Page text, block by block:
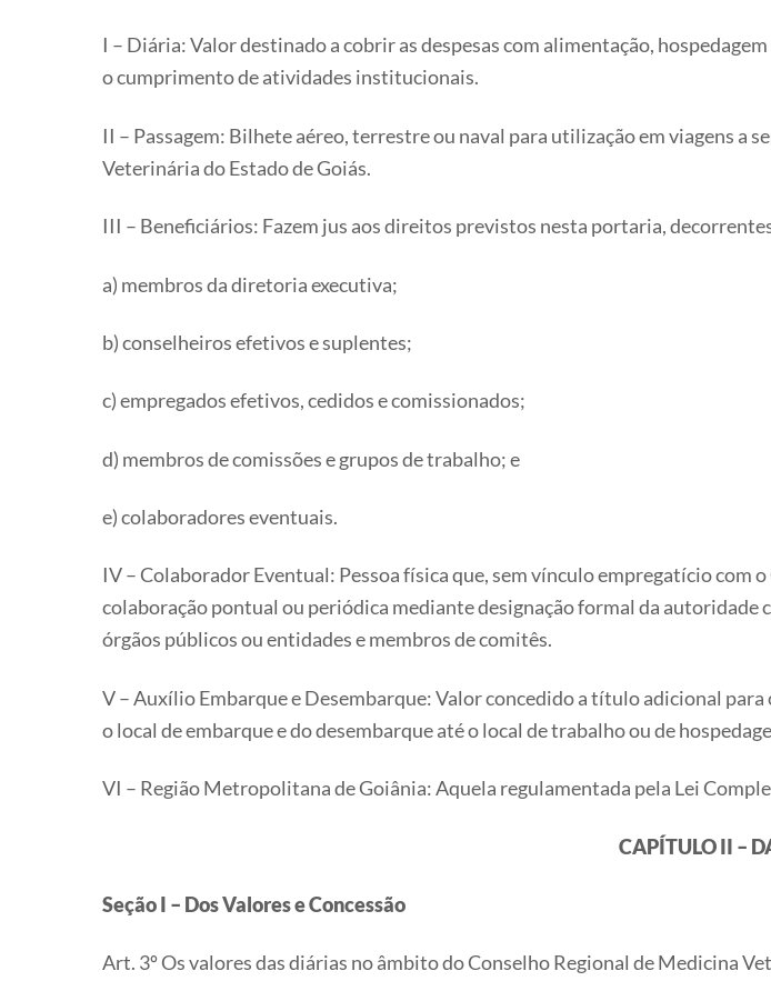
I – Diária: Valor destinado a cobrir as despesas com alimentação,
o cumprimento de atividades institucionais.
II – Passagem: Bilhete aéreo, terrestre ou naval para utilização em viagens a
Veterinária do Estado de Goiás.
III – Beneficiários: Fazem jus aos direitos previstos nesta portaria,
a) membros da diretoria executiva;
b) conselheiros efetivos e suplentes;
c) empregados efetivos, cedidos e comissionados;
d) membros de comissões e grupos de trabalho; e
e) colaboradores eventuais.
IV – Colaborador Eventual: Pessoa física que, sem vínculo empregatício com
colaboração pontual ou periódica mediante designação formal da autoridade
órgãos públicos ou entidades e membros de comitês.
V – Auxílio Embarque e Desembarque: Valor concedido a título adicional
o local de embarque e do desembarque até o local de trabalho ou de
VI – Região Metropolitana de Goiânia: Aquela regulamentada pela Lei
CAPÍTULO II –
Seção I – Dos Valores e Concessão
Art. 3º Os valores das diárias no âmbito do Conselho Regional de Medicina